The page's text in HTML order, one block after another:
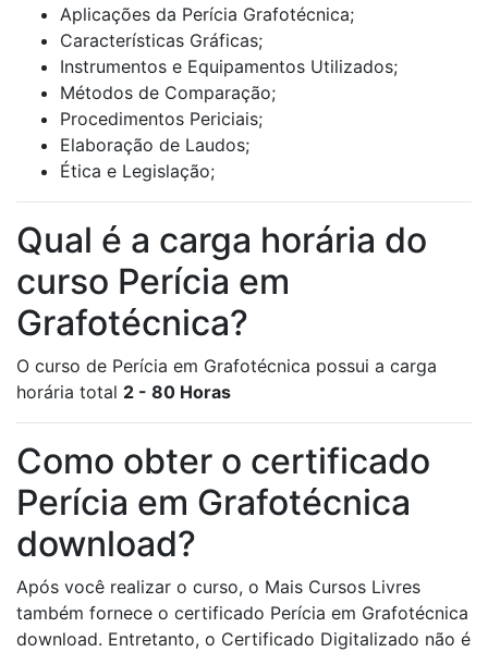
Aplicações da Perícia Grafotécnica;
Características Gráficas;
Instrumentos e Equipamentos Utilizados;
Métodos de Comparação;
Procedimentos Periciais;
Elaboração de Laudos;
Ética e Legislação;
Qual é a carga horária do
curso Perícia em
Grafotécnica?
O curso de Perícia em Grafotécnica possui a carga
horária total 2 - 80 Horas
Como obter o certificado
Perícia em Grafotécnica
download?
Após você realizar o curso, o Mais Cursos Livres
também fornece o certificado Perícia em Grafotécnica
download. Entretanto, o Certificado Digitalizado não é